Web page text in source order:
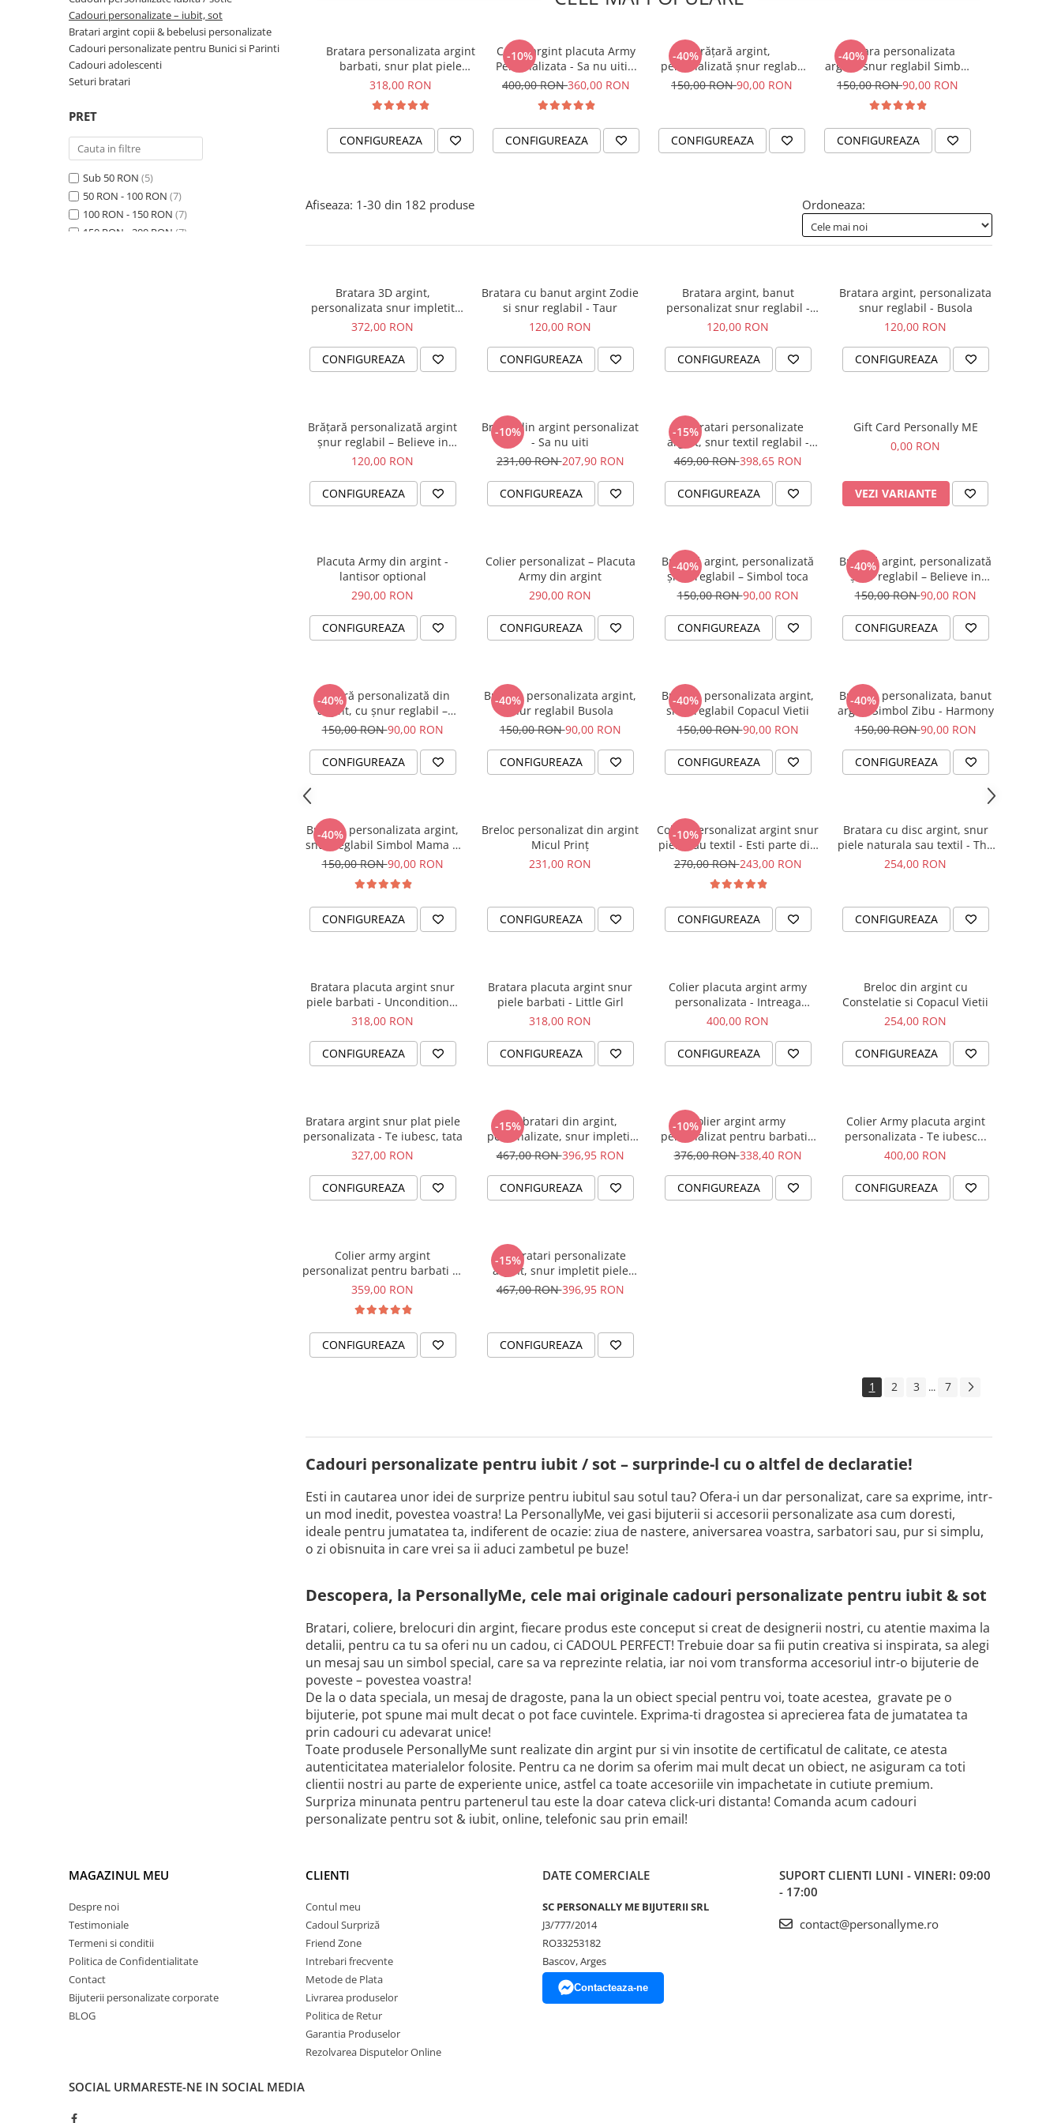
Cadouri personalizate – iubit, sot
Bratari argint copii & bebelusi personalizate
Cadouri personalizate pentru Bunici si Parinti
Cadouri adolescenti
Seturi bratari
PRET
Sub 50 RON (5)
50 RON - 100 RON (7)
100 RON - 150 RON (7)
150 RON - 200 RON (7)
Bratara personalizata argint
barbati, snur plat piele
naturala - Sa nu uiti...
318,00 RON
CONFIGUREAZA
-10%
Colier argint placuta Army
Personalizata - Sa nu uiti...
400,00 RON360,00 RON
CONFIGUREAZA
-40%Brățară argint,
personalizată șnur reglabil
– Believe in Yourself
150,00 RON90,00 RON
CONFIGUREAZA
-40%
Bratara personalizata
argint, snur reglabil Simbol
Mama & Bebe
150,00 RON90,00 RON
CONFIGUREAZA
Afiseaza: 1-30 din 182 produse Ordoneaza:
Bratara 3D argint,
personalizata snur impletit
piele naturala - Sa nu uiti...
372,00 RON
CONFIGUREAZA
Bratara cu banut argint Zodie
si snur reglabil - Taur
120,00 RON
CONFIGUREAZA
Bratara argint, banut
personalizat snur reglabil -
Simbol Unconditional Love
120,00 RON
CONFIGUREAZA
Bratara argint, personalizata
snur reglabil - Busola
120,00 RON
CONFIGUREAZA
Brățară personalizată argint
șnur reglabil – Believe in
Yourself
120,00 RON
CONFIGUREAZA
-10%
Breloc din argint personalizat
- Sa nu uiti
231,00 RON207,90 RON
CONFIGUREAZA
-15%
Set bratari personalizate
argint, snur textil reglabil -
Family
469,00 RON398,65 RON
CONFIGUREAZA
Gift Card Personally ME
0,00 RON
VEZI VARIANTE
Placuta Army din argint -
lantisor optional
290,00 RON
CONFIGUREAZA
Colier personalizat – Placuta
Army din argint
290,00 RON
CONFIGUREAZA
-40%
Brățară argint, personalizată
șnur reglabil – Simbol toca
150,00 RON90,00 RON
CONFIGUREAZA
-40%
Brățară argint, personalizată
șnur reglabil – Believe in
Yourself
150,00 RON90,00 RON
CONFIGUREAZA
-40%
Brățară personalizată din
argint, cu șnur reglabil –
simbol Soare
150,00 RON90,00 RON
CONFIGUREAZA
-40%
Bratara personalizata argint,
snur reglabil Busola
150,00 RON90,00 RON
CONFIGUREAZA
-40%
Bratara personalizata argint,
snur reglabil Copacul Vietii
150,00 RON90,00 RON
CONFIGUREAZA
-40%
Bratara personalizata, banut
argint Simbol Zibu - Harmony
150,00 RON90,00 RON
CONFIGUREAZA
-40%
Bratara personalizata argint,
snur reglabil Simbol Mama &
Bebe
150,00 RON90,00 RON
CONFIGUREAZA
Breloc personalizat din argint
Micul Prinț
231,00 RON
CONFIGUREAZA
-10%
Colier personalizat argint snur
piele sau textil - Esti parte din
noi...
270,00 RON243,00 RON
CONFIGUREAZA
Bratara cu disc argint, snur
piele naturala sau textil - The
Circle of Love
254,00 RON
CONFIGUREAZA
Bratara placuta argint snur
piele barbati - Unconditional
Love
318,00 RON
CONFIGUREAZA
Bratara placuta argint snur
piele barbati - Little Girl
318,00 RON
CONFIGUREAZA
Colier placuta argint army
personalizata - Intreaga
lume...
400,00 RON
CONFIGUREAZA
Breloc din argint cu
Constelatie si Copacul Vietii
254,00 RON
CONFIGUREAZA
Bratara argint snur plat piele
personalizata - Te iubesc, tata
327,00 RON
CONFIGUREAZA
-15%
Set bratari din argint,
personalizate, snur impletit
piele - Family
467,00 RON396,95 RON
CONFIGUREAZA
-10%Colier argint army
personalizat pentru barbati -
Busola iubirii
376,00 RON338,40 RON
CONFIGUREAZA
Colier Army placuta argint
personalizata - Te iubesc...
400,00 RON
CONFIGUREAZA
Colier army argint
personalizat pentru barbati - I
am
359,00 RON
CONFIGUREAZA
-15%
Set bratari personalizate
argint, snur impletit piele
naturala - Cadou Nunta
467,00 RON396,95 RON
CONFIGUREAZA
1 2 3 ... 7
Cadouri personalizate pentru iubit / sot – surprinde-l cu o altfel de declaratie!
Esti in cautarea unor idei de surprize pentru iubitul sau sotul tau? Ofera-i un dar personalizat, care sa exprime, intr-
un mod inedit, povestea voastra! La PersonallyMe, vei gasi bijuterii si accesorii personalizate asa cum doresti,
ideale pentru jumatatea ta, indiferent de ocazie: ziua de nastere, aniversarea voastra, sarbatori sau, pur si simplu,
o zi obisnuita in care vrei sa ii aduci zambetul pe buze!
Descopera, la PersonallyMe, cele mai originale cadouri personalizate pentru iubit & sot
Bratari, coliere, brelocuri din argint, fiecare produs este conceput si creat de designerii nostri, cu atentie maxima la
detalii, pentru ca tu sa oferi nu un cadou, ci CADOUL PERFECT! Trebuie doar sa fii putin creativa si inspirata, sa alegi
un mesaj sau un simbol special, care sa va reprezinte relatia, iar noi vom transforma accesoriul intr-o bijuterie de
poveste – povestea voastra!
De la o data speciala, un mesaj de dragoste, pana la un obiect special pentru voi, toate acestea, gravate pe o
bijuterie, pot spune mai mult decat o pot face cuvintele. Exprima-ti dragostea si aprecierea fata de jumatatea ta
prin cadouri cu adevarat unice!
Toate produsele PersonallyMe sunt realizate din argint pur si vin insotite de certificatul de calitate, ce atesta
autenticitatea materialelor folosite. Pentru ca ne dorim sa oferim mai mult decat un obiect, ne asiguram ca toti
clientii nostri au parte de experiente unice, astfel ca toate accesoriile vin impachetate in cutiute premium.
Surpriza minunata pentru partenerul tau este la doar cateva click-uri distanta! Comanda acum cadouri
personalizate pentru sot & iubit, online, telefonic sau prin email!
MAGAZINUL MEU
Despre noi
Testimoniale
Termeni si conditii
Politica de Confidentialitate
Contact
Bijuterii personalizate corporate
BLOG
CLIENTI
Contul meu
Cadoul Surpriză
Friend Zone
Intrebari frecvente
Metode de Plata
Livrarea produselor
Politica de Retur
Garantia Produselor
Rezolvarea Disputelor Online
DATE COMERCIALE
SC PERSONALLY ME BIJUTERII SRL
J3/777/2014
RO33253182
Bascov, Arges
Contacteaza-ne
SUPORT CLIENTI LUNI - VINERI: 09:00
- 17:00
contact@personallyme.ro
SOCIAL URMARESTE-NE IN SOCIAL MEDIA